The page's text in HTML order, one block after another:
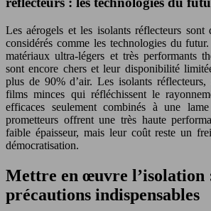
Les aérogels et les isolants réflecteurs sont
considérés comme les technologies du
matériaux ultra-légers et très performants
sont encore chers et leur disponibilité
plus de 90% d’air. Les isolants
films minces qui réfléchissent le
efficaces seulement combinés à une
prometteurs offrent une très haute
faible épaisseur, mais leur coût reste un
démocratisation.
Mettre en œuvre l’isolation
précautions indispensables